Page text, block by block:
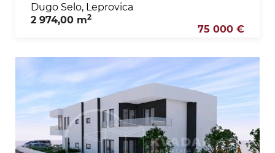
Dugo Selo, Leprovica
2 974,00 m2
75 000 €